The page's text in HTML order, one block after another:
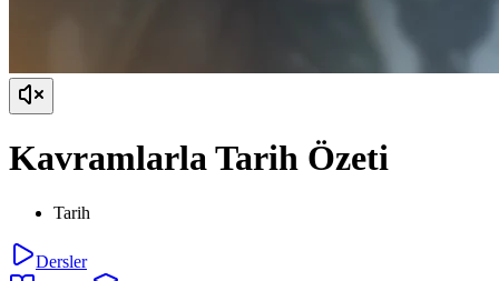
Kavramlarla Tarih Özeti
Tarih
Dersler